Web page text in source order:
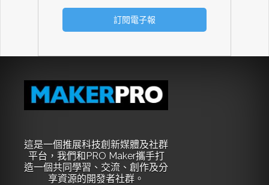
這是一個推展科技創新媒體及社群
平台，我們和PRO Maker攜手打
造一個共同學習、交流、創作及分
享資源的開發者社群。